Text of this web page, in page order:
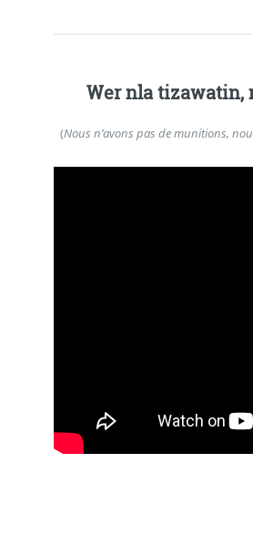
Wer nla tizawatin,
(Nous n’avons pas de munitions,